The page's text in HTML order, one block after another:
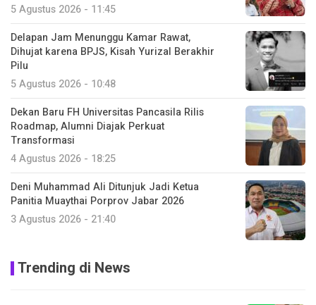
5 Agustus 2026 - 11:45
Delapan Jam Menunggu Kamar Rawat,
Dihujat karena BPJS, Kisah Yurizal Berakhir
Pilu
5 Agustus 2026 - 10:48
Dekan Baru FH Universitas Pancasila Rilis
Roadmap, Alumni Diajak Perkuat
Transformasi
4 Agustus 2026 - 18:25
Deni Muhammad Ali Ditunjuk Jadi Ketua
Panitia Muaythai Porprov Jabar 2026
3 Agustus 2026 - 21:40
Trending di News